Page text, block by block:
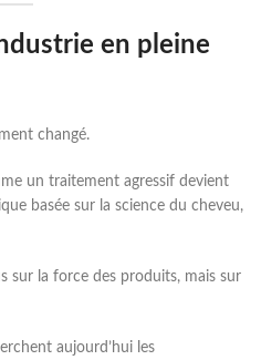
en pleine
changé.
un traitement agressif devient
basée sur la science du cheveu,
sur la force des produits, mais sur
aujourd’hui les